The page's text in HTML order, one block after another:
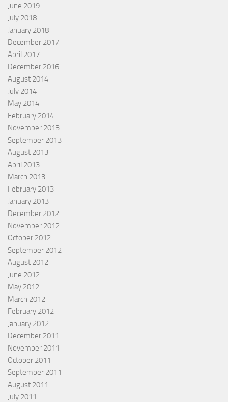
June 2019
July 2018
January 2018
December 2017
April 2017
December 2016
August 2014
July 2014
May 2014
February 2014
November 2013
September 2013
August 2013
April 2013
March 2013
February 2013
January 2013
December 2012
November 2012
October 2012
September 2012
August 2012
June 2012
May 2012
March 2012
February 2012
January 2012
December 2011
November 2011
October 2011
September 2011
August 2011
July 2011